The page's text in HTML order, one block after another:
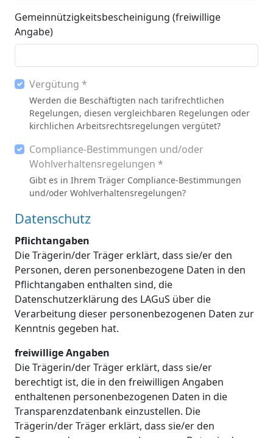
Gemeinnützigkeitsbescheinigung (freiwillige
Angabe)
Vergütung *
Werden die Beschäftigten nach tarifrechtlichen
Regelungen, diesen vergleichbaren Regelungen oder
kirchlichen Arbeitsrechtsregelungen vergütet?
Compliance-Bestimmungen und/oder
Wohlverhaltensregelungen *
Gibt es in Ihrem Träger Compliance-Bestimmungen
und/oder Wohlverhaltensregelungen?
Datenschutz
Pflichtangaben
Die Trägerin/der Träger erklärt, dass sie/er den
Personen, deren personenbezogene Daten in den
Pflichtangaben enthalten sind, die
Datenschutzerklärung des LAGuS über die
Verarbeitung dieser personenbezogenen Daten zur
Kenntnis gegeben hat.
freiwillige Angaben
Die Trägerin/der Träger erklärt, dass sie/er
berechtigt ist, die in den freiwilligen Angaben
enthaltenen personenbezogenen Daten in die
Transparenzdatenbank einzustellen. Die
Trägerin/der Träger erklärt, dass sie/er den